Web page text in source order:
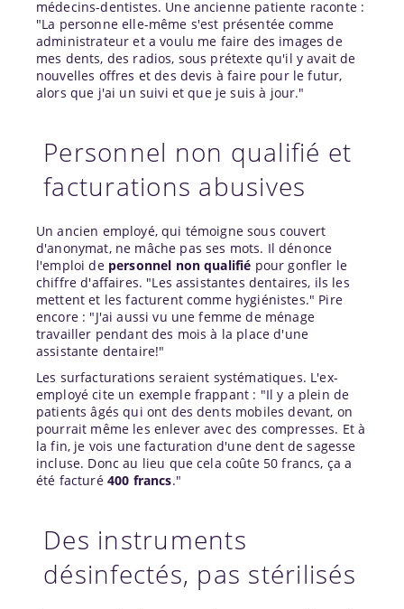
médecins-dentistes. Une ancienne patiente raconte :
"La personne elle-même s'est présentée comme
administrateur et a voulu me faire des images de
mes dents, des radios, sous prétexte qu'il y avait de
nouvelles offres et des devis à faire pour le futur,
alors que j'ai un suivi et que je suis à jour."
Personnel non qualifié et
facturations abusives
Un ancien employé, qui témoigne sous couvert
d'anonymat, ne mâche pas ses mots. Il dénonce
l'emploi de personnel non qualifié pour gonfler le
chiffre d'affaires. "Les assistantes dentaires, ils les
mettent et les facturent comme hygiénistes." Pire
encore : "J'ai aussi vu une femme de ménage
travailler pendant des mois à la place d'une
assistante dentaire!"
Les surfacturations seraient systématiques. L'ex-
employé cite un exemple frappant : "Il y a plein de
patients âgés qui ont des dents mobiles devant, on
pourrait même les enlever avec des compresses. Et à
la fin, je vois une facturation d'une dent de sagesse
incluse. Donc au lieu que cela coûte 50 francs, ça a
été facturé 400 francs."
Des instruments
désinfectés, pas stérilisés